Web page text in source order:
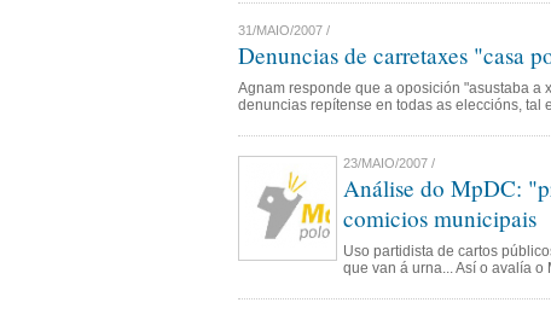
31/MAIO/2007 /
Denuncias de carretaxes "casa
Agnam responde que a oposición "asustaba a
denuncias repítense en todas as eleccións, tal
23/MAIO/2007 /
Análise do MpDC:
comicios municipais
Uso partidista de cartos
que van á urna... Así o avalía